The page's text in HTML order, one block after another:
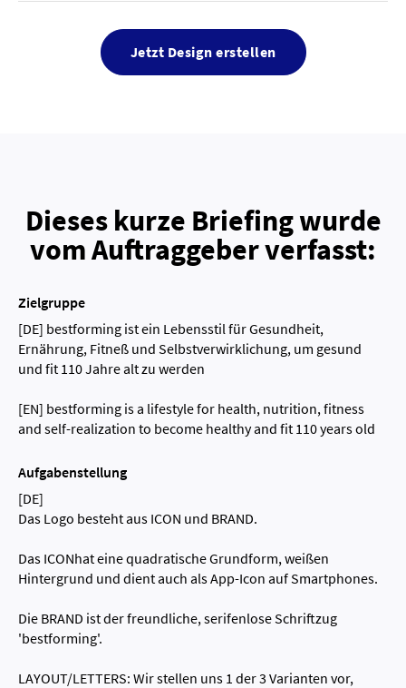
Jetzt Design erstellen
Dieses kurze Briefing wurde
vom Auftraggeber verfasst:
Zielgruppe
[DE] bestforming ist ein Lebensstil für Gesundheit,
Ernährung, Fitneß und Selbstverwirklichung, um gesund
und fit 110 Jahre alt zu werden
[EN] bestforming is a lifestyle for health, nutrition, fitness
and self-realization to become healthy and fit 110 years old
Aufgabenstellung
[DE]
Das Logo besteht aus ICON und BRAND.
Das ICONhat eine quadratische Grundform, weißen
Hintergrund und dient auch als App-Icon auf Smartphones.
Die BRAND ist der freundliche, serifenlose Schriftzug
'bestforming'.
LAYOUT/LETTERS: Wir stellen uns 1 der 3 Varianten vor,